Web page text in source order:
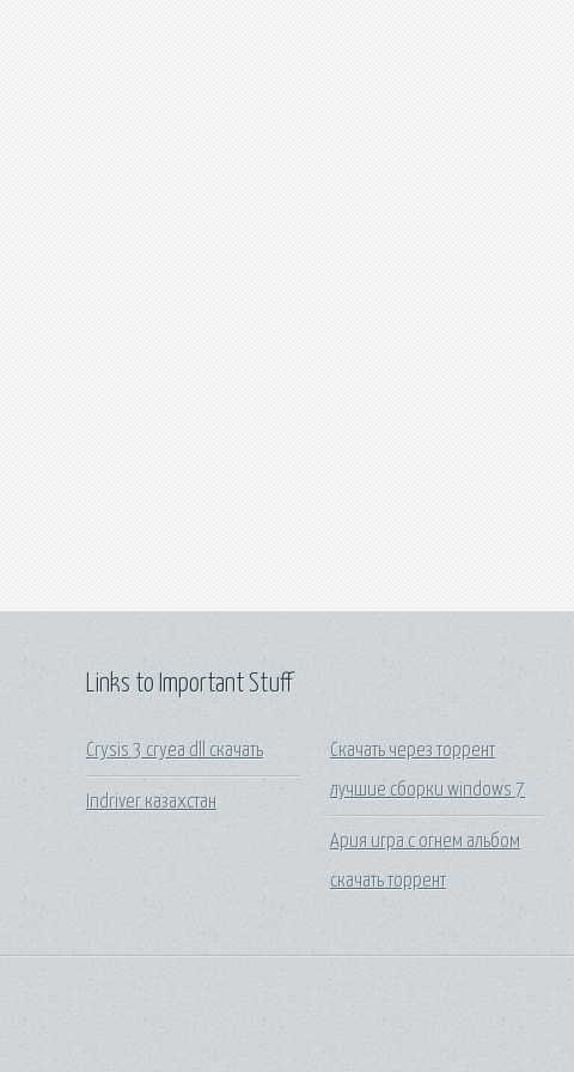
Links to Important Stuff
Crysis 3 cryea dll скачать
Indriver казахстан
Скачать через торрент
лучшие сборки windows 7
Ария игра с огнем альбом
скачать торрент